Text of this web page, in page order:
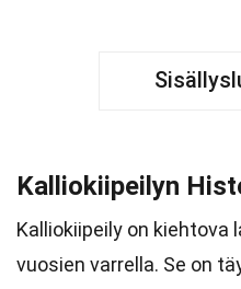
Kalliokiipeilyn
Kalliokiipeily on kiehtova
vuosien varrella. Se on